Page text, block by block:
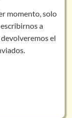
momento, solo
escribirnos a
devolveremos el